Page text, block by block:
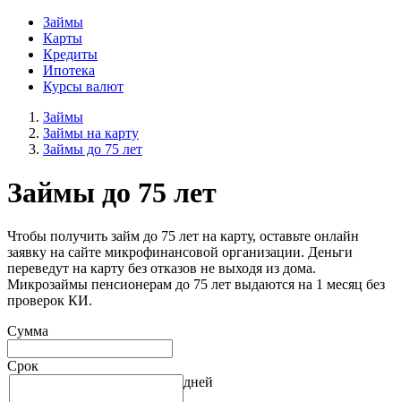
Займы
Карты
Кредиты
Ипотека
Курсы валют
Займы
Займы на карту
Займы до 75 лет
Займы до 75 лет
Чтобы получить займ до 75 лет на карту, оставьте онлайн
заявку на сайте микрофинансовой организации. Деньги
переведут на карту без отказов не выходя из дома.
Микрозаймы пенсионерам до 75 лет выдаются на 1 месяц без
проверок КИ.
Сумма
Срок
дней